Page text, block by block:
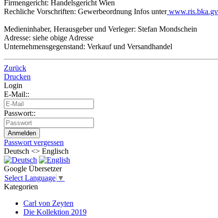
Firmengericht: Handelsgericht Wien
Rechliche Vorschriften: Gewerbeordnung Infos unter
Medieninhaber, Herausgeber und Verleger: Stefan Mondschein
Adresse: siehe obige Adresse
Unternehmensgegenstand: Verkauf und Versandhandel
Zurück
Drucken
Login
E-Mail::
Passwort::
Passwort vergessen
Deutsch <> Englisch
Google Übersetzer
Select Language ▼
Kategorien
Carl von Zeyten
Die Kollektion 2019